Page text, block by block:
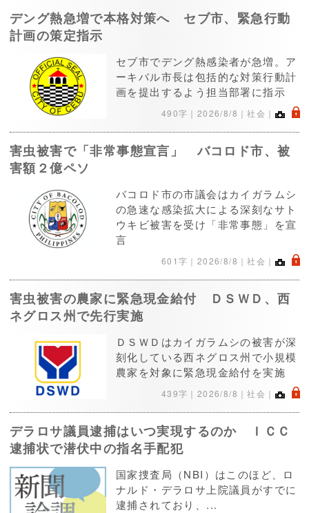
デング熱急増で本格対策へ セブ市、緊急行動
計画の策定指示
セブ市でデング熱感染者が急増。ア
ーキバル市長は包括的な対策行動計
画を提出するよう担当部署に指示
490字｜ 2026/8/8 ｜社会｜ .
害虫被害で「非常事態宣言」 バコロド市、被
害額２億ペソ
バコロド市の市議会はカイガラムシ
の急速な感染拡大による深刻なサト
ウキビ被害を受け「非常事態」を宣
言
601字｜ 2026/8/8 ｜社会｜ .
害虫被害の農家に緊急現金給付 ＤＳＷＤ、西
ネグロス州で先行実施
ＤＳＷＤはカイガラムシの被害が深
刻化している西ネグロス州で小規模
農家を対象に緊急現金給付を実施
439字｜ 2026/8/8 ｜社会｜ .
デラロサ議員逮捕はいつ実現するのか ＩＣＣ
逮捕状で潜伏中の指名手配犯
国家捜査局（NBI）はこのほど、ロ
ナルド・デラロサ上院議員がすでに
逮捕されており、...